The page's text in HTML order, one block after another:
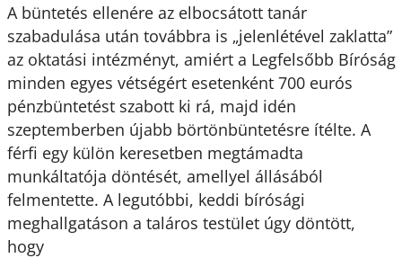
A büntetés ellenére az elbocsátott tanár
szabadulása után továbbra is „jelenlétével zaklatta”
az oktatási intézményt, amiért a Legfelsőbb Bíróság
minden egyes vétségért esetenként 700 eurós
pénzbüntetést szabott ki rá, majd idén
szeptemberben újabb börtönbüntetésre ítélte. A
férfi egy külön keresetben megtámadta
munkáltatója döntését, amellyel állásából
felmentette. A legutóbbi, keddi bírósági
meghallgatáson a taláros testület úgy döntött,
hogy